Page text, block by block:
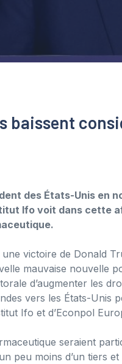
baissent
des États-Unis en
Ifo voit dans cette
victoire de Donald
mauvaise nouvelle
d’augmenter les
vers les États-Unis
Ifo et d’Econpol
seraient
peu moins d’un tiers